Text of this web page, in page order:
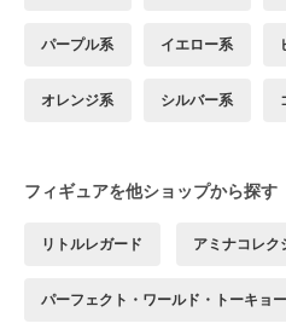
パープル系 イエロー系
オレンジ系 シルバー系
フィギュアを他ショップから探す
リトルレガード アミナコレク
パーフェクト・ワールド・トーキョー